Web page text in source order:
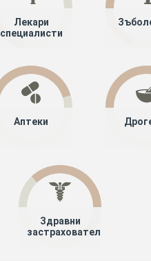
Лекари
специалисти
Аптеки
Здравни
застрахователи